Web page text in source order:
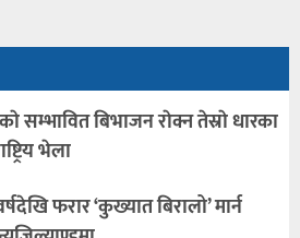
सम्भावित बिभाजन राेक्न तेस्राे धारका
भेला
फरार ‘कुख्यात बिरालो’ मार्न